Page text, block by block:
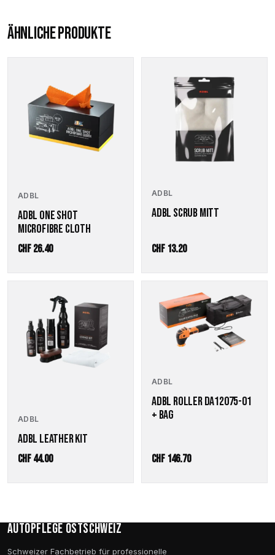
ÄHNLICHE PRODUKTE
ADBL
ADBL ONE SHOT
MICROFIBRE CLOTH
CHF26.40
ADBL
ADBL SCRUB MITT
CHF 13.20
ADBL
ADBL LEATHER KIT
CHF44.00
ADBL
ADBL ROLLER DA12075-01
+ BAG
CHF 146.70
Autopflege Ostschweiz
Schweizer Fachbetrieb für professionelle